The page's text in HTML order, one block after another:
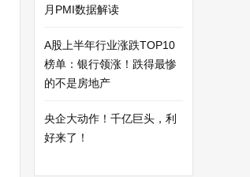
月PMI数据解读
A股上半年行业涨跌TOP10
榜单：银行领涨！跌得最惨
的不是房地产
央企大动作！千亿巨头，利
好来了！